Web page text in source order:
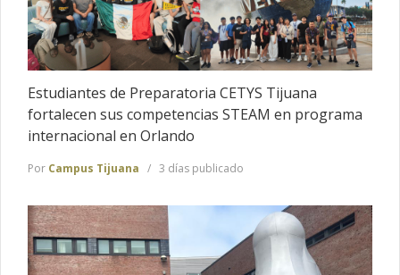
Estudiantes de Preparatoria CETYS Tijuana
fortalecen sus competencias STEAM en programa
internacional en Orlando
Por Campus Tijuana 3 días publicado